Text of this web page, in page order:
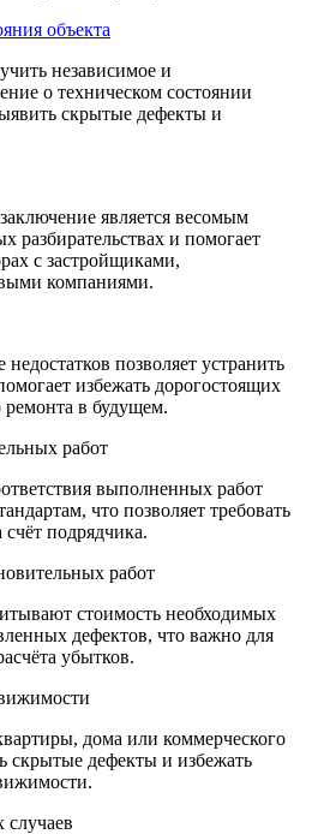
объекта
независимое и
о техническом состоянии
скрытые дефекты и
является весомым
разбирательствах и помогает
с застройщиками,
компаниями.
позволяет устранить
избежать дорогостоящих
ремонта в будущем.
работ
выполненных работ
что позволяет требовать
счёт подрядчика.
работ
стоимость необходимых
дефектов, что важно для
убытков.
дома или коммерческого
скрытые дефекты и избежать
случаев